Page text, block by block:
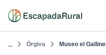
... Órgiva Museo el